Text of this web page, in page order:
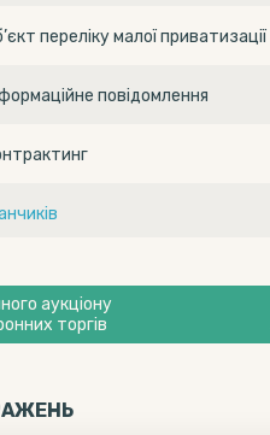
переліку малої приватизації
повідомлення
аукціону
торгів